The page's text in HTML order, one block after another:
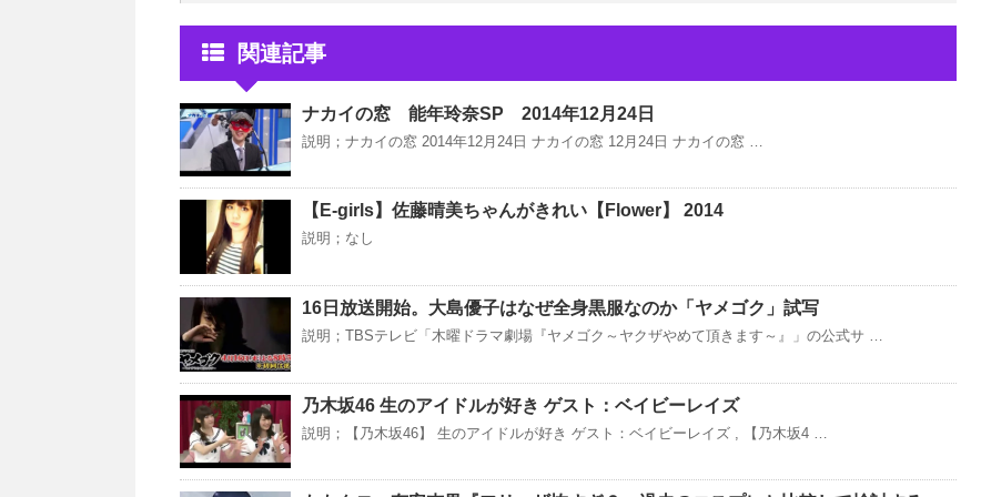
関連記事
ナカイの窓 能年玲奈SP 2014年12月24日
説明；ナカイの窓 2014年12月24日 ナカイの窓 12月24日 ナカイの窓 …
【E-girls】佐藤晴美ちゃんがきれい【Flower】 2014
説明；なし
16日放送開始。大島優子はなぜ全身黒服なのか「ヤメゴク」試写
説明；TBSテレビ「木曜ドラマ劇場『ヤメゴク～ヤクザやめて頂きます～』」の公式サ …
乃木坂46 生のアイドルが好き ゲスト：ベイビーレイズ
説明；【乃木坂46】 生のアイドルが好き ゲスト：ベイビーレイズ , 【乃木坂4 …